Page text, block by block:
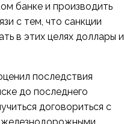
банке и производить
с тем, что санкции
в этих целях доллары и
последствия
до последнего
договориться с